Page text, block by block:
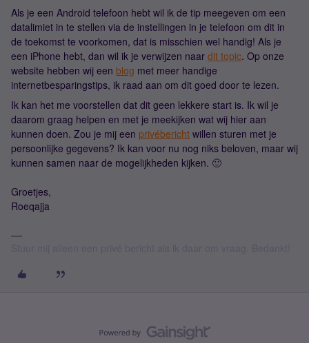
Als je een Android telefoon hebt wil ik de tip meegeven om een
datalimiet in te stellen via de instellingen in je telefoon om dit in
de toekomst te voorkomen, dat is misschien wel handig! Als je
een iPhone hebt, dan wil ik je verwijzen naar dit topic. Op onze
website hebben wij een blog met meer handige
internetbesparingstips, ik raad aan om dit goed door te lezen.
Ik kan het me voorstellen dat dit geen lekkere start is. Ik wil je
daarom graag helpen en met je meekijken wat wij hier aan
kunnen doen. Zou je mij een privébericht willen sturen met je
persoonlijke gegevens? Ik kan voor nu nog niks beloven, maar wij
kunnen samen naar de mogelijkheden kijken. 🙂
Groetjes,
Roeqajja